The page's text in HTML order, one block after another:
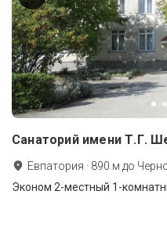
Санаторий имени Т.Г.
Евпатория · 890 м до
Эконом 2-местный 1-